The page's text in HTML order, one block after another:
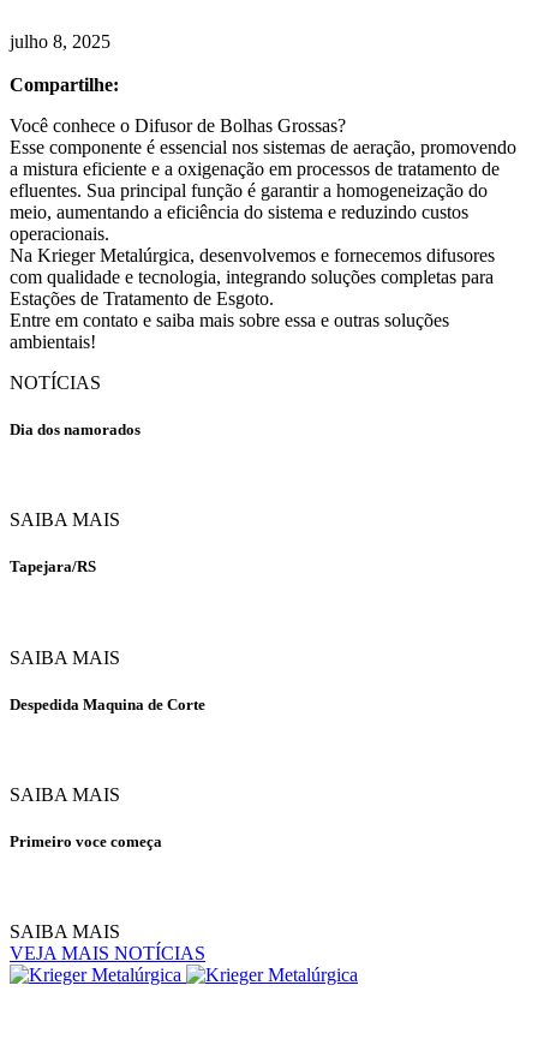
julho 8, 2025
Compartilhe:
Você conhece o Difusor de Bolhas Grossas?
Esse componente é essencial nos sistemas de aeração, promovendo
a mistura eficiente e a oxigenação em processos de tratamento de
efluentes. Sua principal função é garantir a homogeneização do
meio, aumentando a eficiência do sistema e reduzindo custos
operacionais.
Na Krieger Metalúrgica, desenvolvemos e fornecemos difusores
com qualidade e tecnologia, integrando soluções completas para
Estações de Tratamento de Esgoto.
Entre em contato e saiba mais sobre essa e outras soluções
ambientais!
NOTÍCIAS
Dia dos namorados
SAIBA MAIS
Tapejara/RS
SAIBA MAIS
Despedida Maquina de Corte
SAIBA MAIS
Primeiro voce começa
SAIBA MAIS
VEJA MAIS NOTÍCIAS